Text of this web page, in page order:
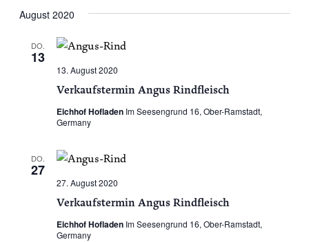
August 2020
DO.
13
Verkaufstermin Angus Rindfleisch
13. August 2020
Eichhof Hofladen Im Seesengrund 16, Ober-Ramstadt,
Germany
DO.
27
Verkaufstermin Angus Rindfleisch
27. August 2020
Eichhof Hofladen Im Seesengrund 16, Ober-Ramstadt,
Germany